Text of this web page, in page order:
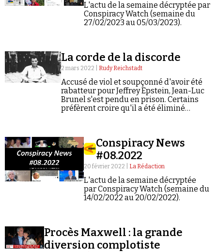
Se connecter
L'actu de la semaine décryptée par
Conspiracy Watch (semaine du
27/02/2023 au 05/03/2023).
La corde de la discorde
2 mars 2022 | Rudy Reichstadt
Accusé de viol et soupçonné d'avoir été
rabatteur pour Jeffrey Epstein, Jean-Luc
Brunel s'est pendu en prison. Certains
préfèrent croire qu'il a été éliminé…
Conspiracy News
#08.2022
20 février 2022 | La Rédaction
L'actu de la semaine décryptée
par Conspiracy Watch (semaine du
14/02/2022 au 20/02/2022).
Procès Maxwell : la grande
diversion complotiste